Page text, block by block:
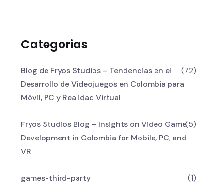
Categorias
Blog de Fryos Studios – Tendencias en el
Desarrollo de Videojuegos en Colombia para
Móvil, PC y Realidad Virtual
(72)
Fryos Studios Blog – Insights on Video Game
Development in Colombia for Mobile, PC, and
VR
(5)
games-third-party (1)